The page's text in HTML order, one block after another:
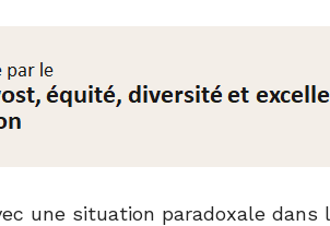
une situation paradoxale